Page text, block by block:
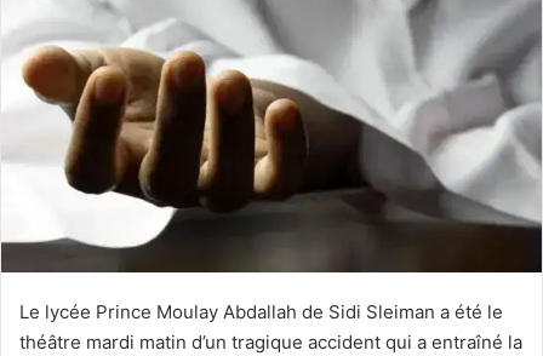
Le lycée Prince Moulay Abdallah de Sidi Sleiman a été le
théâtre mardi matin d’un tragique accident qui a entraîné la